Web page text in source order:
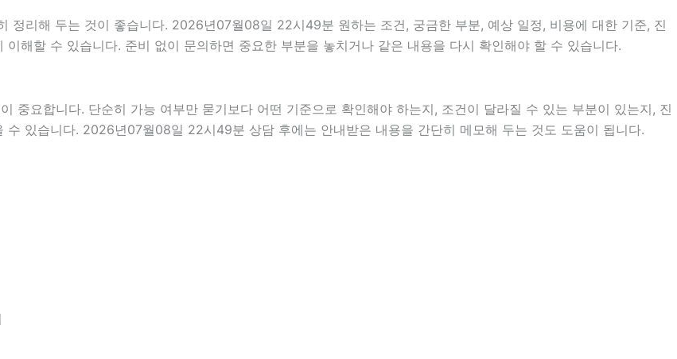
정리해 두는 것이 좋습니다. 2026년07월08일 22시49분 원하는 조건, 궁금한 부분, 예상 일정, 비용에 대한 기준, 진
해할 수 있습니다. 준비 없이 문의하면 중요한 부분을 놓치거나 같은 내용을 다시 확인해야 할 수 있습니다.
중요합니다. 단순히 가능 여부만 묻기보다 어떤 기준으로 확인해야 하는지, 조건이 달라질 수 있는 부분이 있는지, 진
있습니다. 2026년07월08일 22시49분 상담 후에는 안내받은 내용을 간단히 메모해 두는 것도 도움이 됩니다.